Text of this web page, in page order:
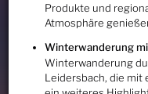
Produkte und
Atmosphäre
Winterwanderung
Winterwanderung
Leidersbach, die mit